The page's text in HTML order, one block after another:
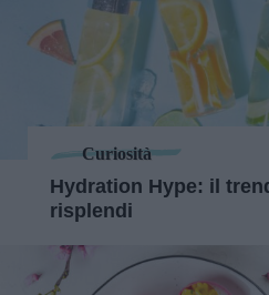
Curiosità
Hydration Hype: il
risplendi